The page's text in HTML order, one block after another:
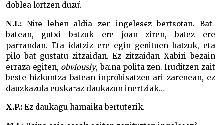
doblea lortzen duzu’.
N.I.: Nire lehen aldia zen ingelesez bertsotan. Bat-
batean, gutxi batzuk ere joan ziren, batez ere
parrandan. Eta idatziz ere egin genituen batzuk, eta
pilo bat gustatu zitzaidan. Ez zitzaidan Xabiri bezain
erraza egiten, obviously, baina polita zen. Iruditzen zait
beste hizkuntza batean inprobisatzen ari zarenean, ez
dauzkazula euskaraz daukazun inertziak…
X.P.: Ez daukagu hamaika bertuterik.